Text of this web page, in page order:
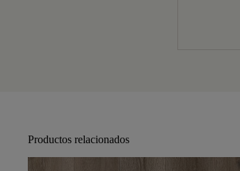
Productos relacionados